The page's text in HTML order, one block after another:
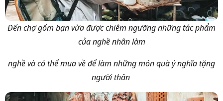
Đến chợ gốm bạn vừa được chiêm ngưỡng những tác phẩm
của nghề nhân làm
nghề và có thể mua về để làm những món quà ý nghĩa tặng
người thân